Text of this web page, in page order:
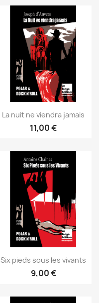
La nuit ne viendra jamais
11,00 €
Six pieds sous les vivants
9,00 €